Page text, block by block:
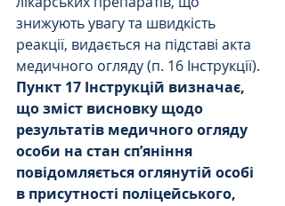
знижують увагу та швидкість
реакції, видається на підставі акта
медичного огляду (п. 16 Інструкції).
Пункт 17 Інструкцій визначає,
що зміст висновку щодо
результатів медичного огляду
особи на стан сп’яніння
повідомляється оглянутій особі
в присутності поліцейського,